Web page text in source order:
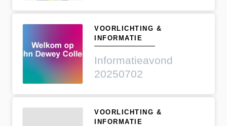
VOORLICHTING &
INFORMATIE
Informatieavond
20250702
VOORLICHTING &
INFORMATIE